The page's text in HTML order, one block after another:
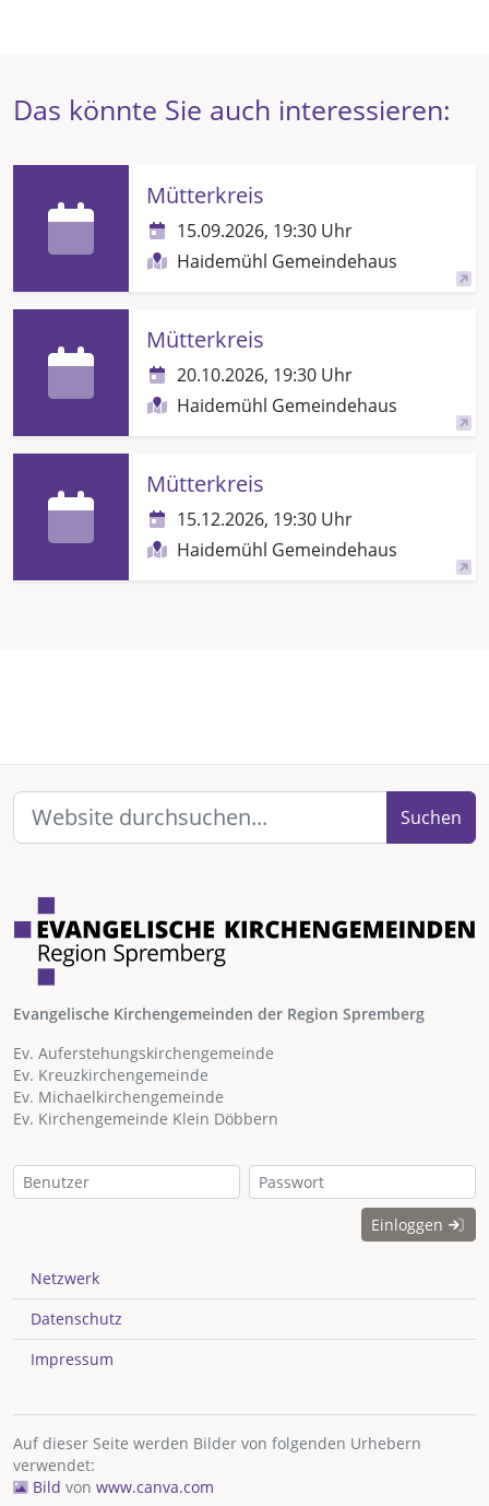
Das könnte Sie auch interessieren:
Mütterkreis
15.09.2026, 19:30 Uhr
Haidemühl Gemeindehaus
Mütterkreis
20.10.2026, 19:30 Uhr
Haidemühl Gemeindehaus
Mütterkreis
15.12.2026, 19:30 Uhr
Haidemühl Gemeindehaus
Suchen
Evangelische Kirchengemeinden der Region Spremberg
Ev. Auferstehungskirchengemeinde
Ev. Kreuzkirchengemeinde
Ev. Michaelkirchengemeinde
Ev. Kirchengemeinde Klein Döbbern
Einloggen
Netzwerk
Datenschutz
Impressum
Auf dieser Seite werden Bilder von folgenden Urhebern
verwendet:
Bild von www.canva.com